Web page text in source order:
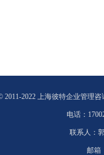
2011-2022 上海彼特企业管理
电话：
联系人：
邮箱